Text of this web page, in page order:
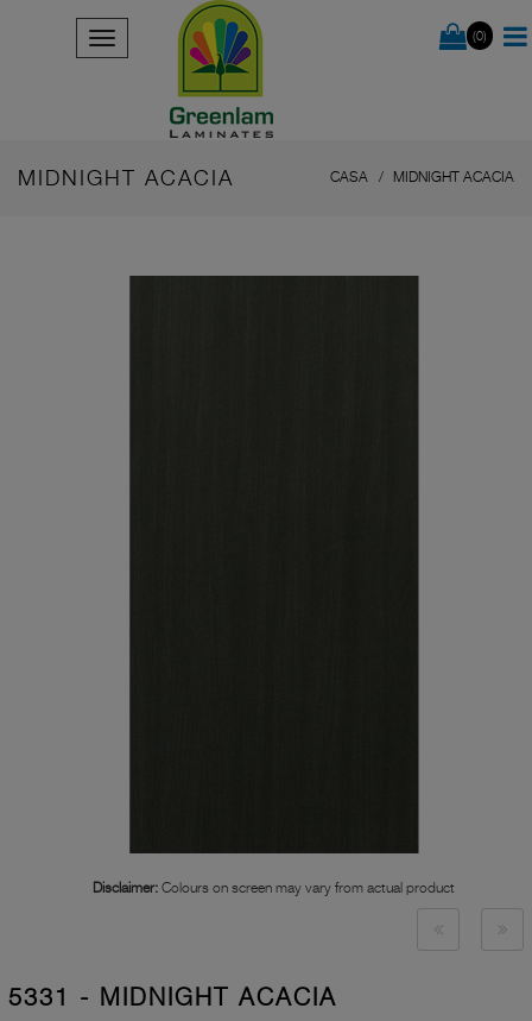
(0)
MIDNIGHT ACACIA CASA MIDNIGHT ACACIA
Disclaimer: Colours on screen may vary from actual product
5331 - MIDNIGHT ACACIA